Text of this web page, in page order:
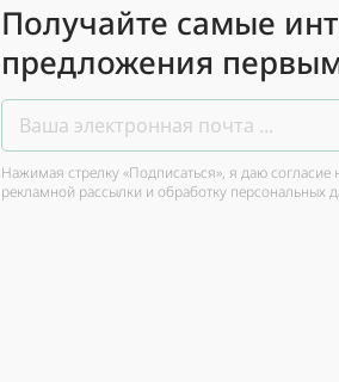
Получайте самые
предложения
Нажимая стрелку «Подписаться», я даю согласие
рекламной рассылки и обработку персональных